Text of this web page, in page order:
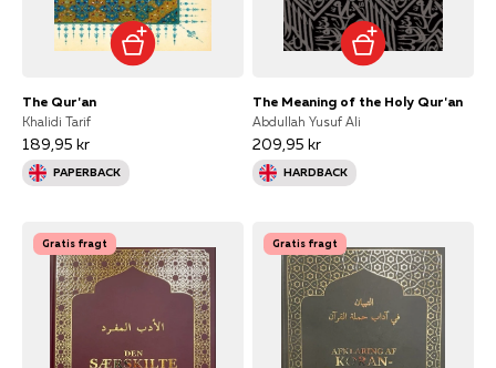
The Qur'an
Khalidi Tarif
189,95 kr
PAPERBACK
The Meaning of the Holy Qur'an
Abdullah Yusuf Ali
209,95 kr
HARDBACK
Gratis fragt Gratis fragt